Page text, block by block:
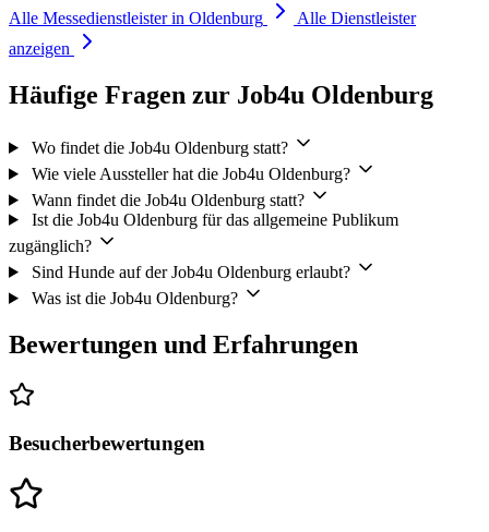
Informationen dazu gibt es unter
Alle Messedienstleister in Oldenburg
Alle Dienstleister
anzeigen
Häufige Fragen zur Job4u Oldenburg
Wo findet die Job4u Oldenburg statt?
Wie viele Aussteller hat die Job4u Oldenburg?
Wann findet die Job4u Oldenburg statt?
Ist die Job4u Oldenburg für das allgemeine Publikum
zugänglich?
Sind Hunde auf der Job4u Oldenburg erlaubt?
Was ist die Job4u Oldenburg?
Bewertungen und Erfahrungen
Besucherbewertungen